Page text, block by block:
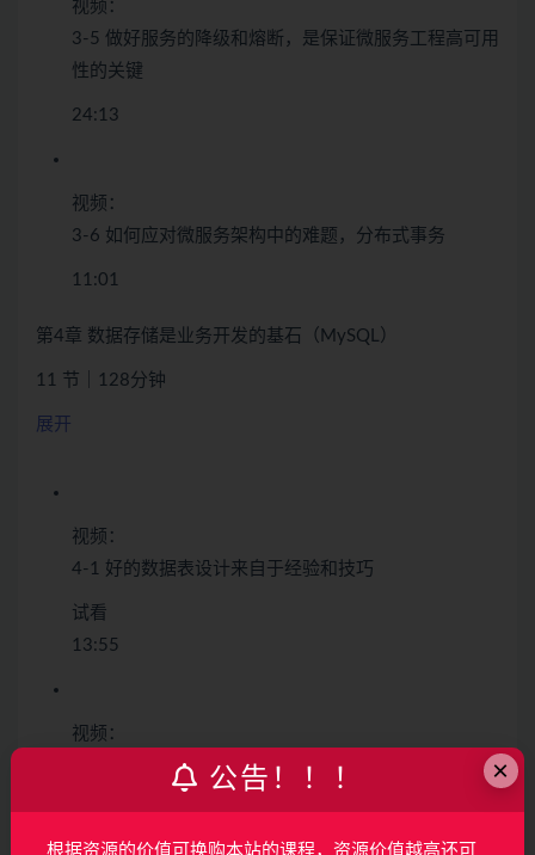
视频：
3-5 做好服务的降级和熔断，是保证微服务工程高可用
性的关键
24:13
视频：
3-6 如何应对微服务架构中的难题，分布式事务
11:01
第4章 数据存储是业务开发的基石（MySQL）
11 节｜128分钟
展开
视频：
4-1 好的数据表设计来自于经验和技巧
试看
13:55
视频：
4-2 优化索引可以大大提升系统性能
21:52
×
公告！！！
根据资源的价值可换购本站的课程，资源价值越高还可